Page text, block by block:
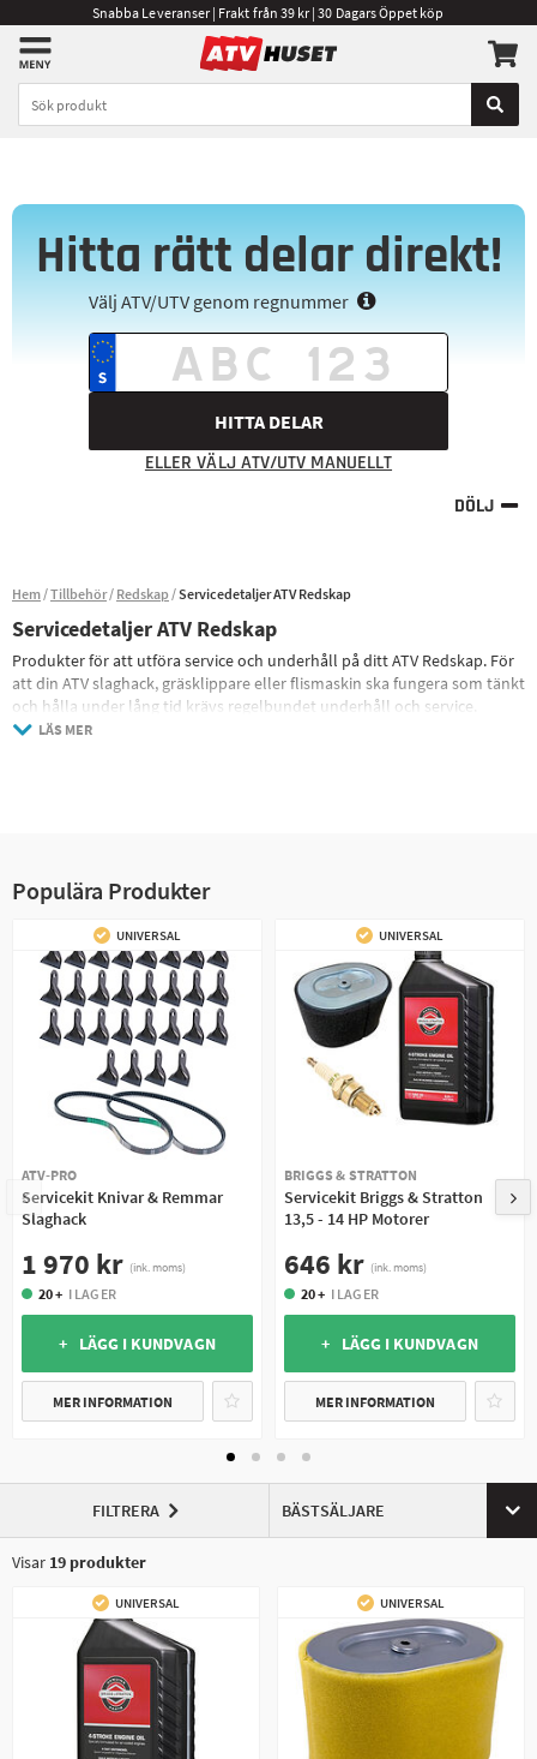
Snabba Leveranser | Frakt från 39 kr | 30 Dagars Öppet köp
Hitta rätt delar direkt!
Välj ATV/UTV genom regnummer
HITTA DELAR
ELLER VÄLJ ATV/UTV MANUELLT
DÖLJ
Hem Tillbehör Redskap Servicedetaljer ATV Redskap
Servicedetaljer ATV Redskap
Produkter för att utföra service och underhåll på ditt ATV Redskap. För
att din ATV slaghack, gräsklippare eller flismaskin ska fungera som tänkt
och hålla under lång tid krävs regelbundet underhåll och service.
I vårt breda sortiment av motoroljor, luftfilter och tändstift för alla ATV
LÄS MER
Populära Produkter
UNIVERSAL
ATV-PRO
Servicekit Knivar & Remmar
Slaghack
1 970 kr (ink. moms)
20 + I LAGER
+ LÄGG I KUNDVAGN
MER INFORMATION
UNIVERSAL
BRIGGS & STRATTON
Servicekit Briggs & Stratton
13,5 - 14 HP Motorer
646 kr (ink. moms)
20 + I LAGER
+ LÄGG I KUNDVAGN
MER INFORMATION
FILTRERA BÄSTSÄLJARE
Visar 19 produkter
UNIVERSAL UNIVERSAL